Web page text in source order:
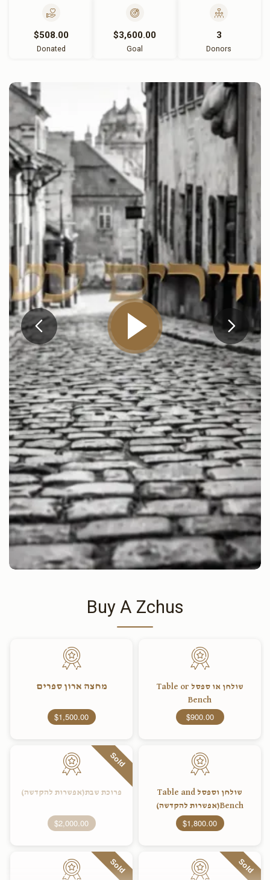
$508.00
Donated
$3,600.00
Goal
3
Donors
Buy A Zchus
שולחן או ספסל Table or
Bench
$900.00
מחצה ארון ספרים
$1,500.00
שולחן וספסל Table and
Bench(אפשרות להקדשה)
$1,800.00
Sold
פרוכת שבת(אפשרות להקדשה)
$2,000.00
Sold
Sold